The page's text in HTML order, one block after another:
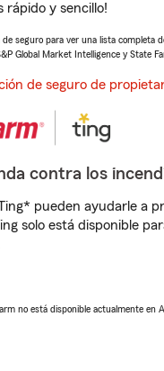
rápido y sencillo!
seguro para ver una lista completa
Global Market Intelligence y State
de seguro de
contra los
pueden ayudarle a
solo está disponible
no está disponible actualmente en